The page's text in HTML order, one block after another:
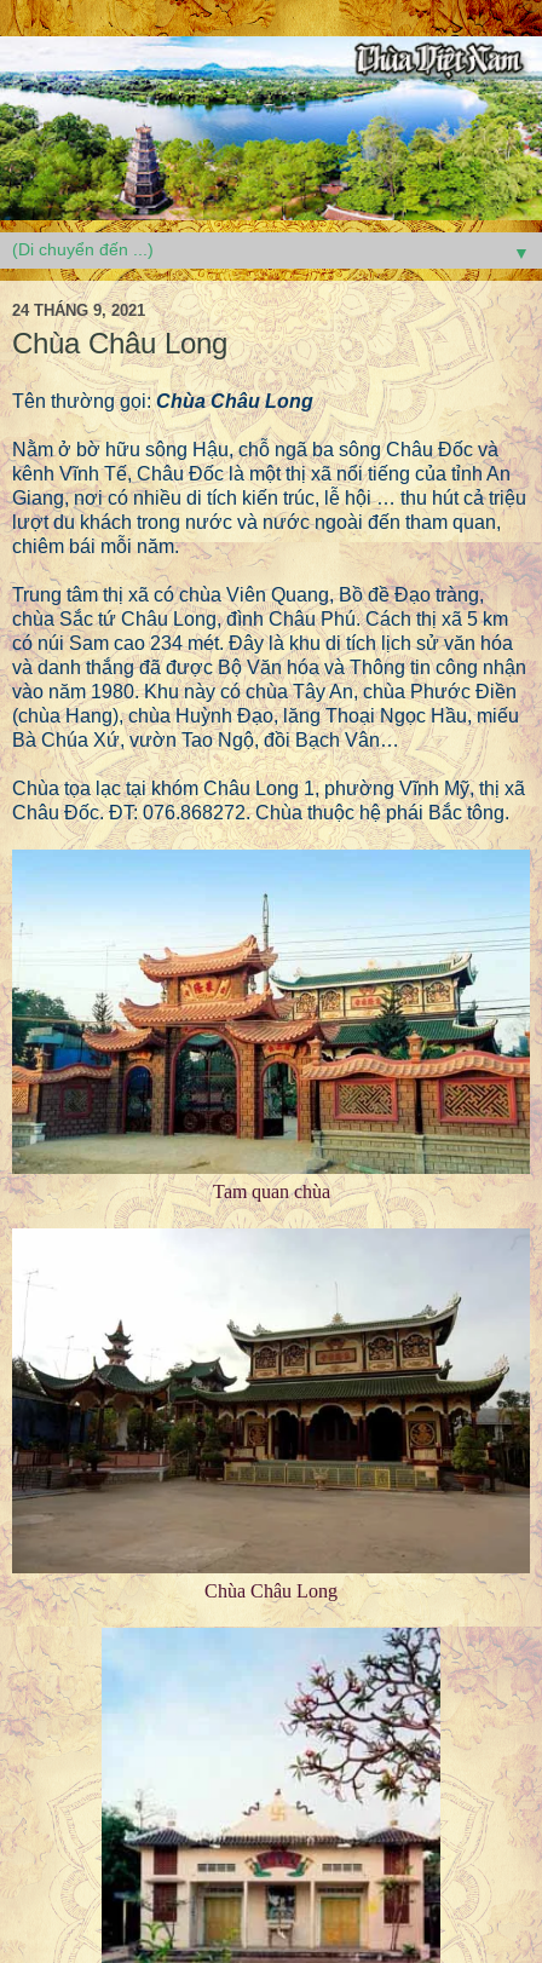
▼
24 THÁNG 9, 2021
Chùa Châu Long
Tên thường gọi:Chùa Châu Long
Nằm ở bờ hữu sông Hậu, chỗ ngã ba sông Châu Đốc và
kênh Vĩnh Tế, Châu Đốc là một thị xã nổi tiếng của tỉnh An
Giang, nơi có nhiều di tích kiến trúc, lễ hội … thu hút cả triệu
lượt du khách trong nước và nước ngoài đến tham quan,
chiêm bái mỗi năm.
Trung tâm thị xã có chùa Viên Quang, Bồ đề Đạo tràng,
chùa Sắc tứ Châu Long, đình Châu Phú. Cách thị xã 5 km
có núi Sam cao 234 mét. Đây là khu di tích lịch sử văn hóa
và danh thắng đã được Bộ Văn hóa và Thông tin công nhận
vào năm 1980. Khu này có chùa Tây An, chùa Phước Điền
(chùa Hang), chùa Huỳnh Đạo, lăng Thoại Ngọc Hầu, miếu
Bà Chúa Xứ, vườn Tao Ngộ, đồi Bạch Vân…
Chùa tọa lạc tại khóm Châu Long 1, phường Vĩnh Mỹ, thị xã
Châu Đốc. ĐT: 076.868272. Chùa thuộc hệ phái Bắc tông.
Tam quan chùa
Chùa Châu Long